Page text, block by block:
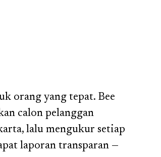
orang yang tepat. Bee
calon pelanggan
lalu mengukur setiap
laporan transparan —